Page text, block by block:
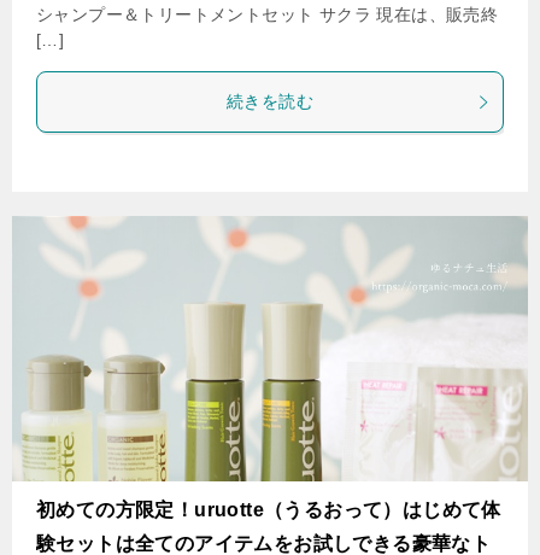
シャンプー＆トリートメントセット サクラ 現在は、販売終
[…]
続きを読む
初めての方限定！uruotte（うるおって）はじめて体
験セットは全てのアイテムをお試しできる豪華なト